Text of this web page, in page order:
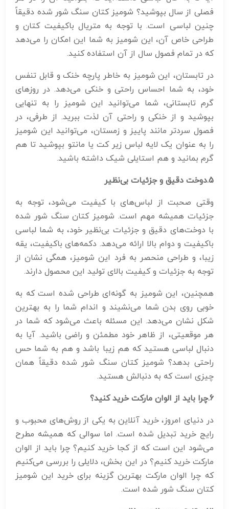
فصلی از سال بپوشید؟ شومیز کتان سنگ شور شده دقیقاً
چنین لباسی است. با توجه به متریال باکیفیت کتان و
طراحی خاص آن، این شومیز به شما این امکان را می‌دهد
که در تمام فصول سال از آن استفاده کنید.
در تابستان، این شومیز به خاطر پارچه خنک و قابل تنفس
خود، به شما احساس راحتی و خنکی می‌دهد. در روزهای
گرم تابستانی، شما می‌توانید این شومیز را به تنهایی
بپوشید و از خنکی و راحتی آن لذت ببرید. از طرفی، در
فصول سردتر مانند پاییز و زمستان، می‌توانید این شومیز
را به عنوان یک لایه لباس زیر کت یا مانتو بپوشید تا هم
گرم بمانید و هم استایلی شیک داشته باشید.
5.دوخت دقیق و جزئیات بی‌نظیر
وقتی صحبت از لباس‌های با کیفیت می‌شود، توجه به
جزئیات همیشه مهم است. شومیز کتان سنگ شور شده
با دوخت‌های دقیق و جزئیات بی‌نظیر خود، به شما لباسی
باکیفیت و دوام بالا ارائه می‌دهد. دکمه‌های باکیفیت، یقه
زیبا، و طراحی منحصر به فرد این شومیز، همگی نشان از
توجه به جزئیات و کیفیت بالای تولید این محصول دارند.
همچنین، این شومیز به گونه‌ای طراحی شده است که به
خوبی روی بدن شما می‌نشیند و اندام شما را به بهترین
شکل نشان می‌دهد. این مسئله باعث می‌شود که شما در
هر موقعیتی، از ظاهر خود مطمئن و راضی باشید. آیا به
دنبال لباسی هستید که هم زیبا باشد و هم به شما حس
راحتی بدهد؟ شومیز کتان سنگ شور شده دقیقاً همان
چیزی است که به دنبالش هستید.
6.چرا باید از الوان مارکت خرید کنید؟
در دنیای امروز، خرید آنلاین به یکی از روش‌های محبوب و
رایج خرید تبدیل شده است. اما سوالی که همیشه مطرح
می‌شود این است که از کجا خرید کنیم؟ چرا باید از الوان
مارکت خرید کنیم؟ در این بخش، دلایلی را بررسی می‌کنیم
که چرا الوان مارکت بهترین گزینه برای خرید این شومیز
کتان سنگ شور شده است.